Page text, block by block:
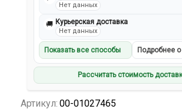
Нет данных
🚚 Курьерская доставка
Нет данных
Показать все способы Подробнее
Рассчитать стоимость
Артикул: 00-01027465